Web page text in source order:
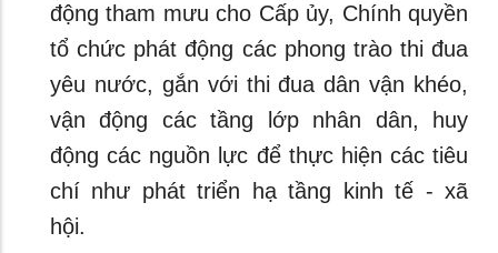
động tham mưu cho Cấp ủy, Chính quyền
tổ chức phát động các phong trào thi đua
yêu nước, gắn với thi đua dân vận khéo,
vận động các tầng lớp nhân dân, huy
động các nguồn lực để thực hiện các tiêu
chí như phát triển hạ tầng kinh tế - xã
hội.